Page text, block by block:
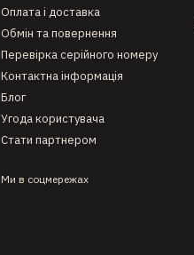
Оплата і доставка
Обмін та повернення
Перевірка серійного номеру
Контактна інформація
Блог
Угода користувача
Стати партнером
Ми в соцмережах